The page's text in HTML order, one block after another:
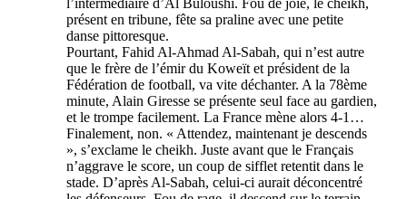
présent en tribune, fête sa praline avec une petite
danse pittoresque.
Pourtant, Fahid Al-Ahmad Al-Sabah, qui n’est autre
que le frère de l’émir du Koweït et président de la
Fédération de football, va vite déchanter. A la 78ème
minute, Alain Giresse se présente seul face au gardien,
et le trompe facilement. La France mène alors 4-1…
Finalement, non. « Attendez, maintenant je descends
», s’exclame le cheikh. Juste avant que le Français
n’aggrave le score, un coup de sifflet retentit dans le
stade. D’après Al-Sabah, celui-ci aurait déconcentré